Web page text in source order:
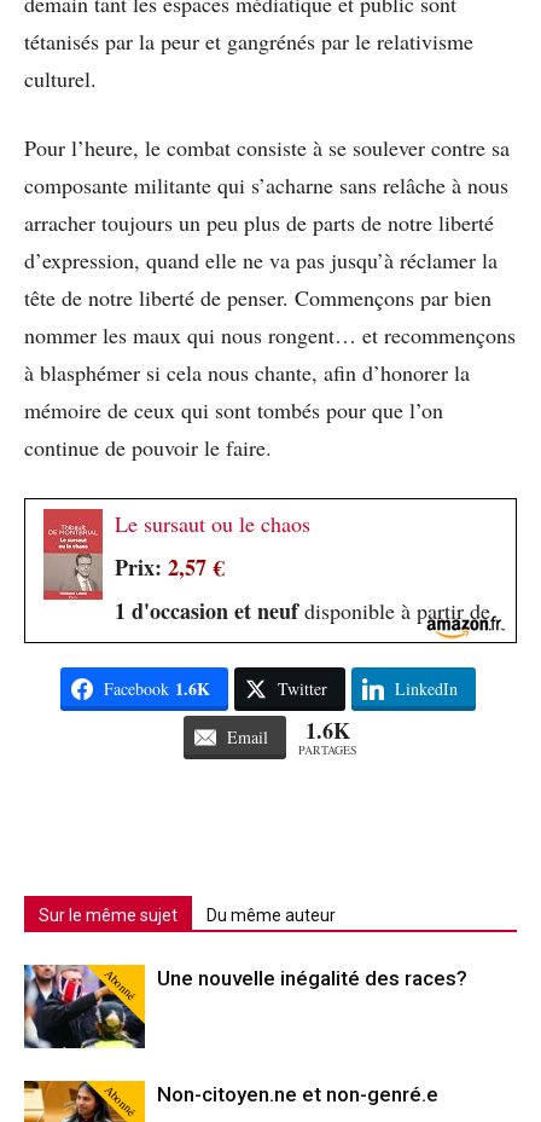
tétanisés par la peur et gangrénés par le relativisme
culturel.
Pour l’heure, le combat consiste à se soulever contre sa
composante militante qui s’acharne sans relâche à nous
arracher toujours un peu plus de parts de notre liberté
d’expression, quand elle ne va pas jusqu’à réclamer la
tête de notre liberté de penser. Commençons par bien
nommer les maux qui nous rongent… et recommençons
à blasphémer si cela nous chante, afin d’honorer la
mémoire de ceux qui sont tombés pour que l’on
continue de pouvoir le faire.
Le sursaut ou le chaos
Prix: 2,57 €
1 d'occasion et neufdisponible à partir de
Facebook 1.6K Twitter LinkedIn
Email 1.6K
PARTAGES
Sur le même sujet Du même auteur
Abonné Une nouvelle inégalité des races?
Abonné Non-citoyen.ne et non-genré.e